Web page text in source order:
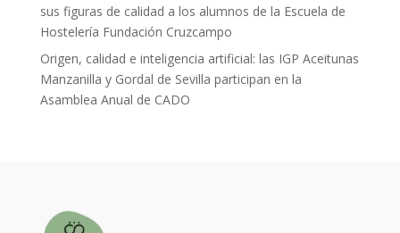
sus figuras de calidad a los alumnos de la Escuela de
Hostelería Fundación Cruzcampo
Origen, calidad e inteligencia artificial: las IGP Aceitunas
Manzanilla y Gordal de Sevilla participan en la
Asamblea Anual de CADO